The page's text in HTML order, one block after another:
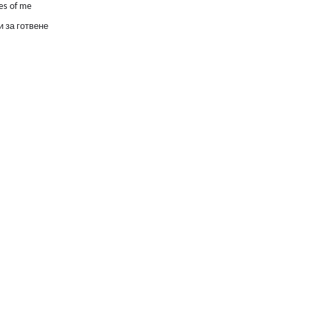
of me
за готвене